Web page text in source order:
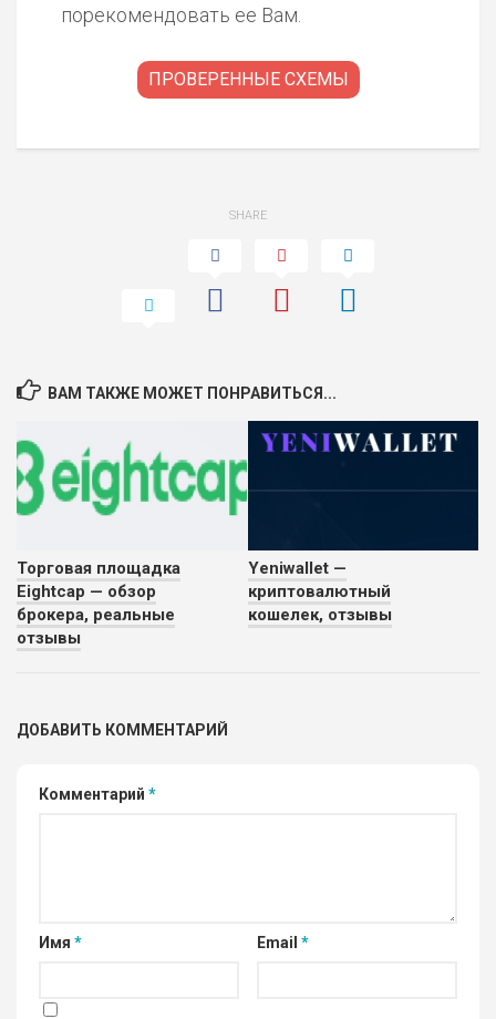
порекомендовать ее Вам.
ПРОВЕРЕННЫЕ СХЕМЫ
SHARE
ВАМ ТАКЖЕ МОЖЕТ ПОНРАВИТЬСЯ...
Торговая площадка
Eightcap — обзор
брокера, реальные
отзывы
Yeniwallet —
криптовалютный
кошелек, отзывы
ДОБАВИТЬ КОММЕНТАРИЙ
Комментарий *
Имя * Email *